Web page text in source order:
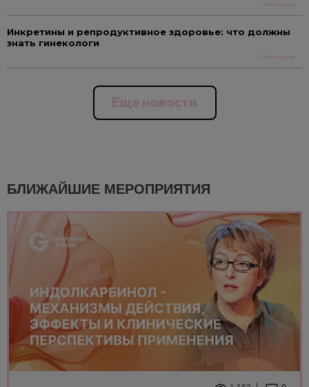
Читать далее
Инкретины и репродуктивное здоровье: что должны
знать гинекологи
Читать далее
Еще новости
БЛИЖАЙШИЕ МЕРОПРИЯТИЯ